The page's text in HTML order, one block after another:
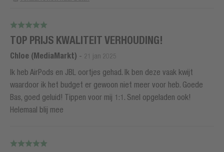
TOP PRIJS KWALITEIT VERHOUDING!
Chloe (MediaMarkt) - 21 jan 2025
Ik heb AirPods en JBL oortjes gehad. Ik ben deze vaak kwijt
waardoor ik het budget er gewoon niet meer voor heb. Goede
Bas, goed geluid! Tippen voor mij 1:1. Snel opgeladen ook!
Helemaal blij mee